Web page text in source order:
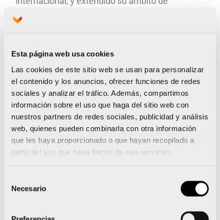
Esta página web usa cookies
Las cookies de este sitio web se usan para personalizar
el contenido y los anuncios, ofrecer funciones de redes
sociales y analizar el tráfico. Además, compartimos
información sobre el uso que haga del sitio web con
nuestros partners de redes sociales, publicidad y análisis
web, quienes pueden combinarla con otra información
que les haya proporcionado o que hayan recopilado a
partir del uso que haya hecho de sus servicios.
Necesario
actuación a campos como la rehabilitación
decorativos, todo siempre con tecnología 100%
propia y con el respeto al medio ambiente.
La empresa cuenta hoy con una plantilla que
supera los 300 empleados y dispone de unas
modernas instalaciones fabriles de 21.000
de distribución en España y presencia activa en
destaca por sus sistemas de
pigmentación propios, tanto para punto de